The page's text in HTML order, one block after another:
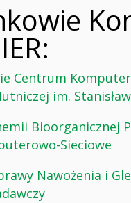
Centrum
im.
Bioorganicznej
Sieciowe
Nawożenia i